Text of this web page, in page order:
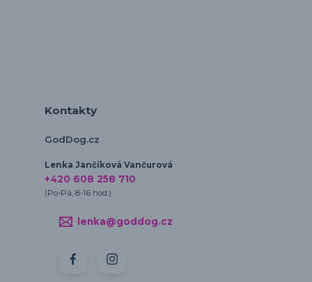
Kontakty
GodDog.cz
Lenka Jančíková Vančurová
+420 608 258 710
(Po-Pá, 8-16 hod.)
lenka@goddog.cz